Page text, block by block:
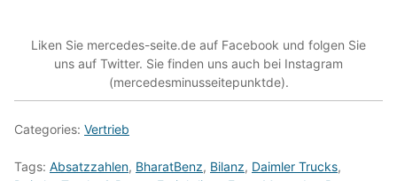
Liken Sie mercedes-seite.de auf Facebook und folgen Sie
uns auf Twitter. Sie finden uns auch bei Instagram
(mercedesminusseitepunktde).
Categories: Vertrieb
Tags: Absatzzahlen, BharatBenz, Bilanz, Daimler Trucks,